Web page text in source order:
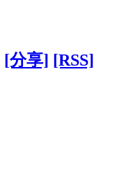
[分享] [RSS]